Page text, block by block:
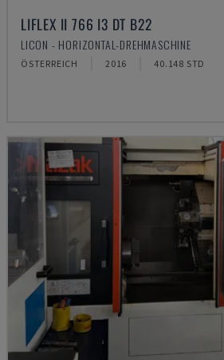
LIFLEX II 766 I3 DT B22
LICON - HORIZONTAL-DREHMASCHINE
ÖSTERREICH 2016 40.148 STD